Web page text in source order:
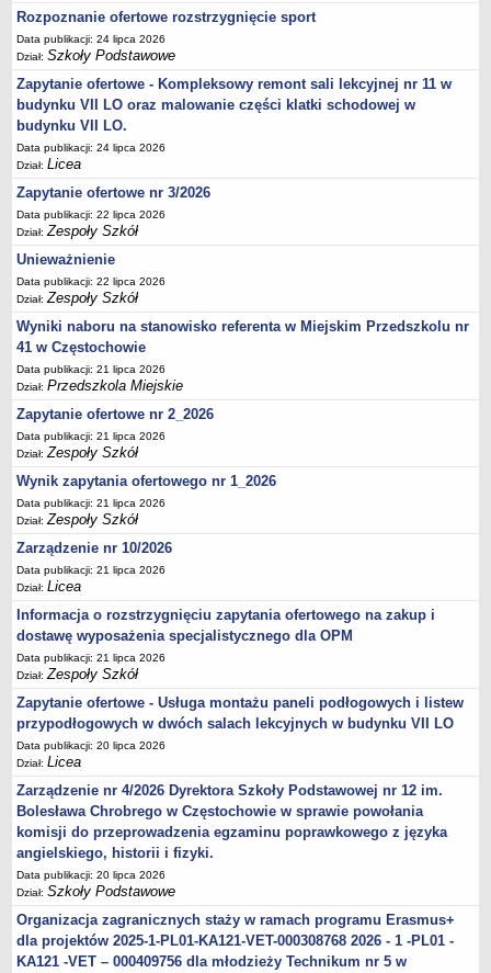
OCHRONA DANYCH OSOBOWYCH
Rozpoznanie ofertowe rozstrzygnięcie sport
Data publikacji: 24 lipca 2026
Dział:Szkoły Podstawowe
Zapytanie ofertowe - Kompleksowy remont sali lekcyjnej nr 11 w
budynku VII LO oraz malowanie części klatki schodowej w
budynku VII LO.
Data publikacji: 24 lipca 2026
Dział:Licea
Zapytanie ofertowe nr 3/2026
Data publikacji: 22 lipca 2026
Dział:Zespoły Szkół
Unieważnienie
Data publikacji: 22 lipca 2026
Dział:Zespoły Szkół
Wyniki naboru na stanowisko referenta w Miejskim Przedszkolu nr
41 w Częstochowie
Data publikacji: 21 lipca 2026
Dział:Przedszkola Miejskie
Zapytanie ofertowe nr 2_2026
Data publikacji: 21 lipca 2026
Dział:Zespoły Szkół
Wynik zapytania ofertowego nr 1_2026
Data publikacji: 21 lipca 2026
Dział:Zespoły Szkół
Zarządzenie nr 10/2026
Data publikacji: 21 lipca 2026
Dział:Licea
Informacja o rozstrzygnięciu zapytania ofertowego na zakup i
dostawę wyposażenia specjalistycznego dla OPM
Data publikacji: 21 lipca 2026
Dział:Zespoły Szkół
Zapytanie ofertowe - Usługa montażu paneli podłogowych i listew
przypodłogowych w dwóch salach lekcyjnych w budynku VII LO
Data publikacji: 20 lipca 2026
Dział:Licea
Zarządzenie nr 4/2026 Dyrektora Szkoły Podstawowej nr 12 im.
Bolesława Chrobrego w Częstochowie w sprawie powołania
komisji do przeprowadzenia egzaminu poprawkowego z języka
angielskiego, historii i fizyki.
Data publikacji: 20 lipca 2026
Dział:Szkoły Podstawowe
Organizacja zagranicznych staży w ramach programu Erasmus+
dla projektów 2025-1-PL01-KA121-VET-000308768 2026 - 1 -PL01 -
KA121 -VET – 000409756 dla młodzieży Technikum nr 5 w